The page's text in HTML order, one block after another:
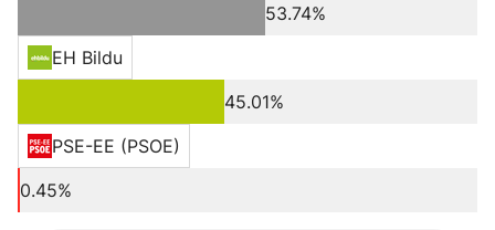
53.74%
EH Bildu
45.01%
PSE-EE (PSOE)
0.45%